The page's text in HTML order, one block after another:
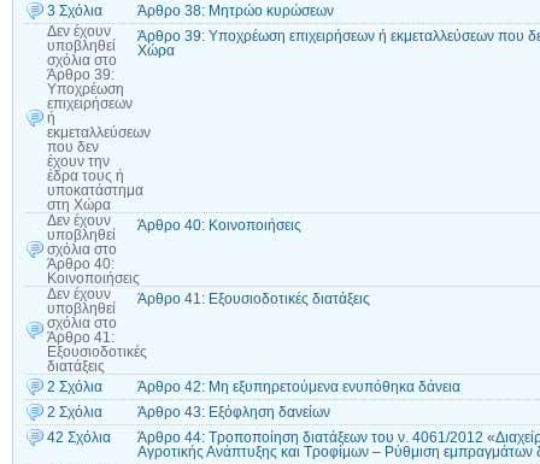
3 Σχόλια
Άρθρο 38: Μητρώο κυρώσεων
Δεν έχουν
υποβληθεί
σχόλια στο
Άρθρο 39:
Υποχρέωση
επιχειρήσεων
ή
εκμεταλλεύσεων
που δεν
έχουν την
έδρα τους ή
υποκατάστημα
στη Χώρα
Άρθρο 39: Υποχρέωση επιχειρήσεων ή εκμεταλλεύσεων που
Χώρα
Δεν έχουν
υποβληθεί
σχόλια στο
Άρθρο 40:
Κοινοποιήσεις
Άρθρο 40: Κοινοποιήσεις
Δεν έχουν
υποβληθεί
σχόλια στο
Άρθρο 41:
Εξουσιοδοτικές
διατάξεις
Άρθρο 41: Εξουσιοδοτικές διατάξεις
2 Σχόλια
Άρθρο 42: Μη εξυπηρετούμενα ενυπόθηκα δάνεια
2 Σχόλια
Άρθρο 43: Εξόφληση δανείων
42 Σχόλια
Άρθρο 44: Τροποποίηση διατάξεων του ν. 4061/2012
Αγροτικής Ανάπτυξης και Τροφίμων – Ρύθμιση εμπραγμάτων